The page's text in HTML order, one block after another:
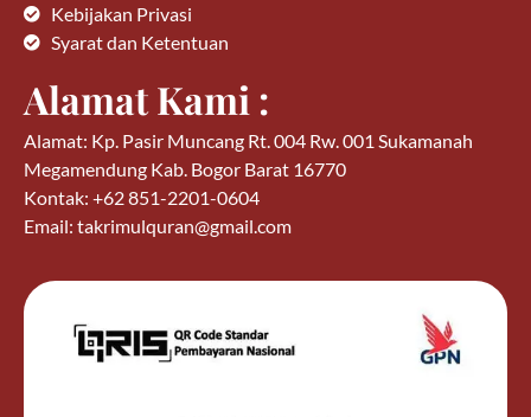
Kebijakan Privasi
Syarat dan Ketentuan
Alamat Kami :
Alamat: Kp. Pasir Muncang Rt. 004 Rw. 001 Sukamanah
Megamendung Kab. Bogor Barat 16770
Kontak: +62 851-2201-0604
Email: takrimulquran@gmail.com